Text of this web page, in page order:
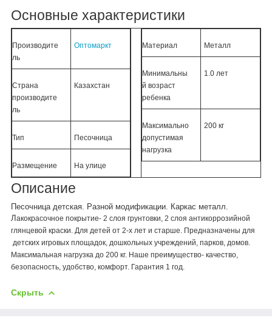
Основные характеристики
Производите
ль
Оптомаркт
Страна
производите
ль
Казахстан
Тип Песочница
Размещение На улице
Материал Металл
Минимальны
й возраст
ребенка
1.0 лет
Максимально
допустимая
нагрузка
200 кг
Описание
Песочница детская. Разной модификации.
Каркас металл.
Лакокрасочное покрытие- 2 слоя грунтовки, 2 слоя антикоррозийной
глянцевой краски. Для детей от 2-х лет и старше. Предназначены для
детских игровых площадок, дошкольных учреждений, парков, домов.
Максимальная нагрузка до 200 кг. Наше преимущество- качество,
безопасность, удобство, комфорт. Гарантия 1 год.
Скрыть